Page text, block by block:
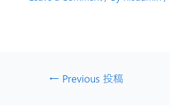
← Previous 投稿